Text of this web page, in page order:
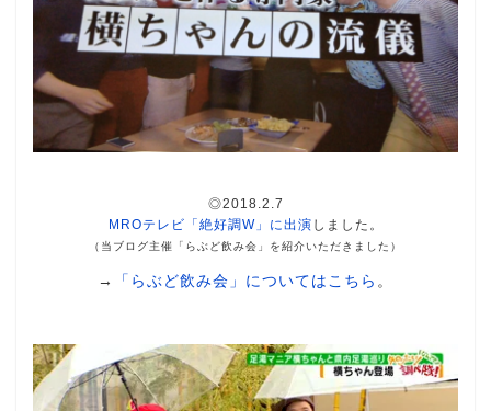
◎2018.2.7
MROテレビ「絶好調W」に出演 しました。
（当ブログ主催「らぶど飲み会」を紹介いただきました）
→ 「らぶど飲み会」についてはこちら 。